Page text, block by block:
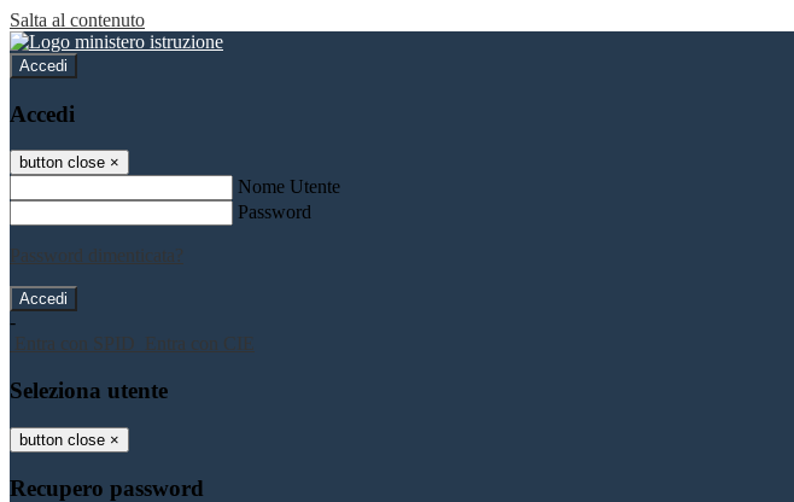
Salta al contenuto
Accedi
Accedi
button close ×
Nome Utente
Password
Password dimenticata?
-
Entra con SPID
Entra con CIE
Seleziona utente
button close ×
Recupero password